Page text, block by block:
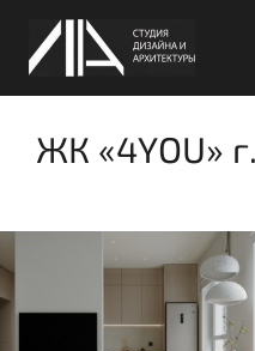
ЖК «4YOU»